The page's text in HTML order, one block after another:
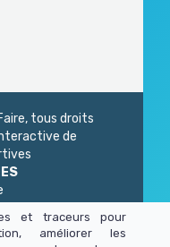
tous droits
de
et traceurs pour
améliorer les